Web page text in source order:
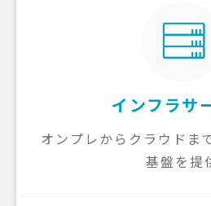
インフラサ
オンプレからクラウドま
基盤を提